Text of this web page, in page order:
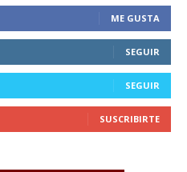
ME GUSTA
SEGUIR
SEGUIR
SUSCRIBIRTE